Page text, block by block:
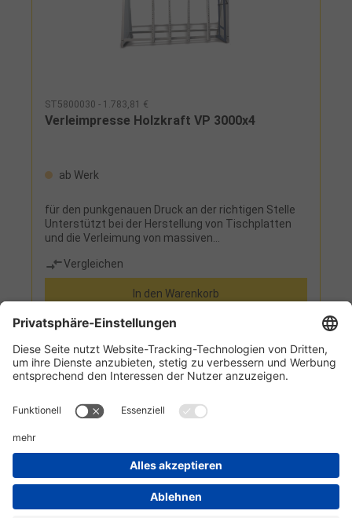
ST5800030 - 1.783,81 €
Verleimpresse Holzkraft VP 3000x4
ab Werk
für den punkgenauen Druck an der richtigen Stelle
Unterstützt bei der Herstellung von Tischplatten
und die Verleimung von massiven
durch zweifach federgelagerte Führung der
handhydraulischen PressaggregateHorizontal und
vertikal verstellbarIntegrierter Niederhalter für die
WerkstücksHerstellerStürmer Maschinen GmbHDr.-
Deutschlandinfo@stuermer-maschinen.de
Vergleichen
In den Warenkorb
Informationen
Kundenservice